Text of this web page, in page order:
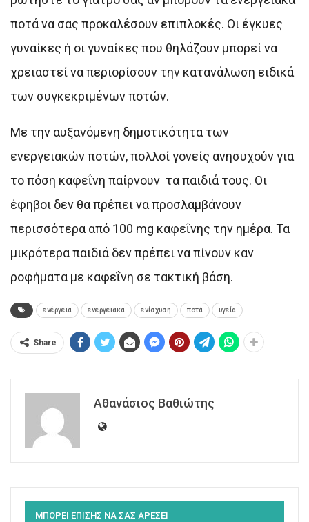
ποτά να σας προκαλέσουν επιπλοκές. Οι έγκυες
γυναίκες ή οι γυναίκες που θηλάζουν μπορεί να
χρειαστεί να περιορίσουν την κατανάλωση ειδικά
των συγκεκριμένων ποτών.
Με την αυξανόμενη δημοτικότητα των
ενεργειακών ποτών, πολλοί γονείς ανησυχούν για
το πόση καφεΐνη παίρνουν τα παιδιά τους. Οι
έφηβοι δεν θα πρέπει να προσλαμβάνουν
περισσότερα από 100 mg καφεΐνης την ημέρα. Τα
μικρότερα παιδιά δεν πρέπει να πίνουν καν
ροφήματα με καφεΐνη σε τακτική βάση.
ενέργεια ενεργειακα ενίσχυση ποτά υγεία
Share
Αθανάσιος Βαθιώτης
ΜΠΟΡΕΙ ΕΠΙΣΗΣ ΝΑ ΣΑΣ ΑΡΕΣΕΙ